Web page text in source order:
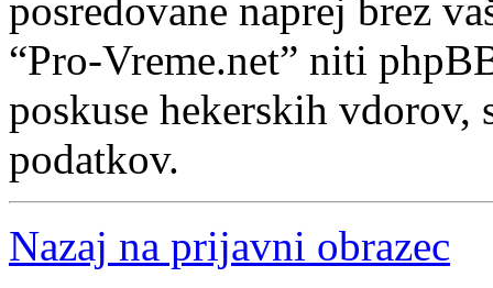
posredovane naprej brez
“Pro-Vreme.net” niti
poskuse hekerskih
podatkov.
Nazaj na prijavni obrazec